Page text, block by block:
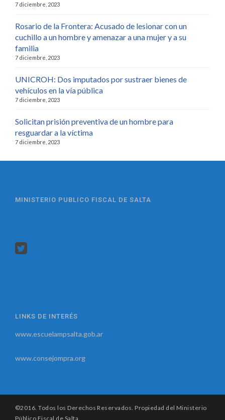
7 diciembre, 2023
Rosario de la Frontera: Acusado de lesionar con un
cuchillo a un hombre y amenazar a una mujer y a su
familia
7 diciembre, 2023
UNICROH: Dos imputados por sustraer bienes de
vehículos en la vía pública
7 diciembre, 2023
Solicitan prisión preventiva de un hombre para
resguardar a la víctima
7 diciembre, 2023
MINISTERIO PUBLICO FISCAL DE SALTA
LINKS DE INTERÉS
www.escuelampsalta.gob.ar
www.consejompra.org
©2016. Todos los Derechos Reservados. Propiedad del Ministerio
Público Fiscal de Salta.